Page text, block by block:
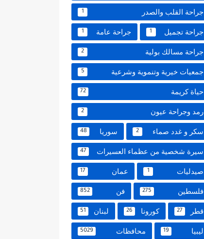
جراحة القلب والصدر 1
جراحة تجميل 1 جراحة عامة 1
جراحة مسالك بولية 2
جمعيات خيرية وتنموية وشرعية 5
حياة كريمة 72
رمد وجراحة عيون 2
سكر و غدد صماء 2 سوريا 48
سيرة شخصية من عظماء العسيرات 47
صيدليات 1 عمان 17
فلسطين 275 فن 852
قطر 27 كورونا 26 لبنان 51
ليبيا 19 محافظات 5029